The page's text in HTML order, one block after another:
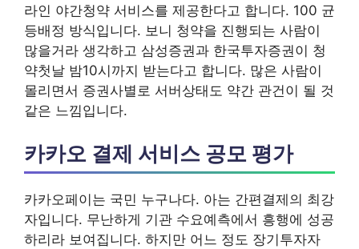
라인 야간청약 서비스를 제공한다고 합니다. 100 균
등배정 방식입니다. 보니 청약을 진행되는 사람이
많을거라 생각하고 삼성증권과 한국투자증권이 청
약첫날 밤10시까지 받는다고 합니다. 많은 사람이
몰리면서 증권사별로 서버상태도 약간 관건이 될 것
같은 느낌입니다.
카카오 결제 서비스 공모 평가
카카오페이는 국민 누구나다. 아는 간편결제의 최강
자입니다. 무난하게 기관 수요예측에서 흥행에 성공
하리라 보여집니다. 하지만 어느 정도 장기투자자